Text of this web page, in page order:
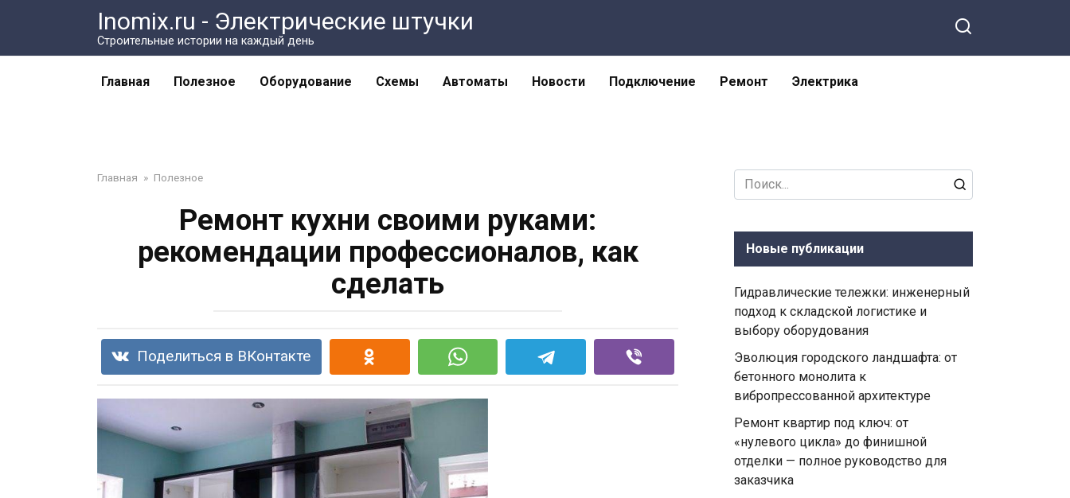
Inomix.ru - Электрические штучки
Cтроительные истории на каждый день
Главная Полезное Оборудование Схемы Автоматы Новости Подключение Ремонт Электрика
Главная » Полезное
Ремонт кухни своими руками:
рекомендации профессионалов, как
сделать
Поделиться в ВКонтакте
Search
for:
Новые публикации
Гидравлические тележки: инженерный
подход к складской логистике и
выбору оборудования
Эволюция городского ландшафта: от
бетонного монолита к
вибропрессованной архитектуре
Ремонт квартир под ключ: от
«нулевого цикла» до финишной
отделки — полное руководство для
заказчика